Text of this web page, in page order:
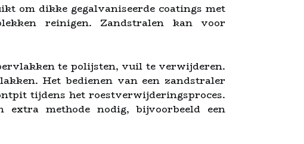
om dikke gegalvaniseerde coatings met
reinigen. Zandstralen kan voor
te polijsten, vuil te verwijderen.
Het bedienen van een zandstraler
tijdens het roestverwijderingsproces.
methode nodig, bijvoorbeeld een